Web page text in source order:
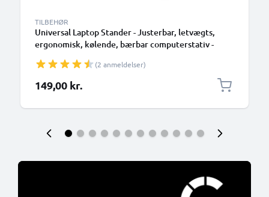
TILBEHØR
Universal Laptop Stander - Justerbar, letvægts,
ergonomisk, kølende, bærbar computerstativ -
køler og holder til arbejdsbord og bord
(2 anmeldelser)
149,00 kr.